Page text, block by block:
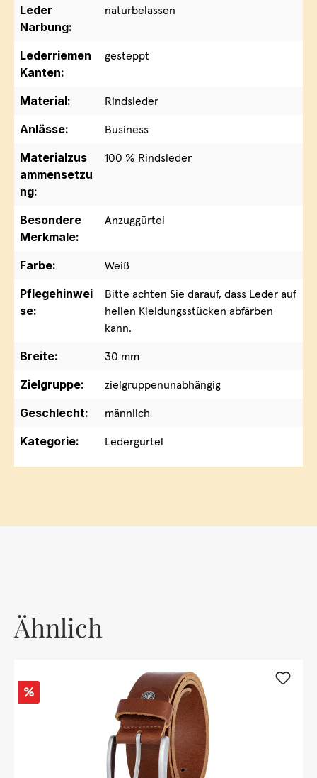
Leder
Narbung:
naturbelassen
Lederriemen
Kanten:
gesteppt
Material:
Rindsleder
Anlässe:
Business
Materialzus
ammensetzu
ng:
100 % Rindsleder
Besondere
Merkmale:
Anzuggürtel
Farbe:
Weiß
Pflegehinwei
se:
Bitte achten Sie darauf, dass Leder auf
hellen Kleidungsstücken abfärben
kann.
Breite:
30 mm
Zielgruppe:
zielgruppenunabhängig
Geschlecht:
männlich
Kategorie:
Ledergürtel
Ähnlich
Rabatt
%